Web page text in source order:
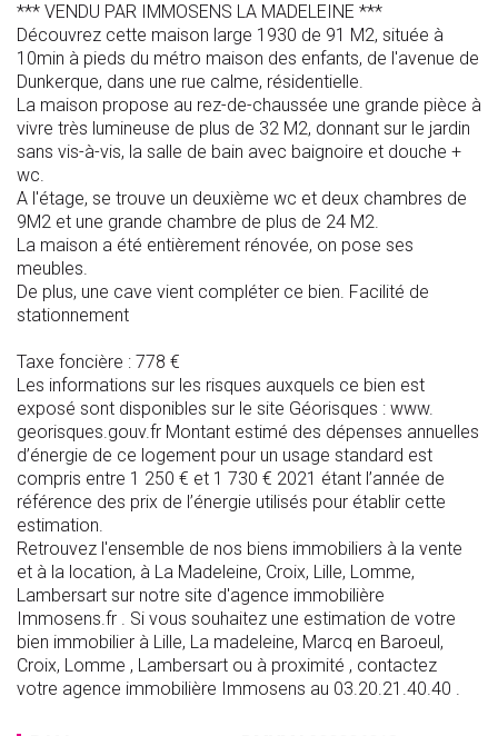
*** VENDU PAR IMMOSENS LA MADELEINE ***
Découvrez cette maison large 1930 de 91 M2, située à
10min à pieds du métro maison des enfants, de l'avenue de
Dunkerque, dans une rue calme, résidentielle.
La maison propose au rez-de-chaussée une grande pièce à
vivre très lumineuse de plus de 32 M2, donnant sur le jardin
sans vis-à-vis, la salle de bain avec baignoire et douche +
wc.
A l'étage, se trouve un deuxième wc et deux chambres de
9M2 et une grande chambre de plus de 24 M2.
La maison a été entièrement rénovée, on pose ses
meubles.
De plus, une cave vient compléter ce bien. Facilité de
stationnement
Taxe foncière : 778 €
Les informations sur les risques auxquels ce bien est
exposé sont disponibles sur le site Géorisques : www.
georisques.gouv.fr Montant estimé des dépenses annuelles
d’énergie de ce logement pour un usage standard est
compris entre 1 250 € et 1 730 € 2021 étant l’année de
référence des prix de l’énergie utilisés pour établir cette
estimation.
Retrouvez l'ensemble de nos biens immobiliers à la vente
et à la location, à La Madeleine, Croix, Lille, Lomme,
Lambersart sur notre site d'agence immobilière
Immosens.fr . Si vous souhaitez une estimation de votre
bien immobilier à Lille, La madeleine, Marcq en Baroeul,
Croix, Lomme , Lambersart ou à proximité , contactez
votre agence immobilière Immosens au 03.20.21.40.40 .